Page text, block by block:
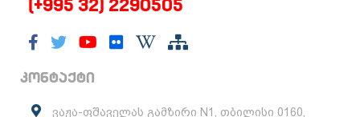
კონტაქტი
ვაჟა-ფშაველას გამზირი N1, თბილისი 0160,